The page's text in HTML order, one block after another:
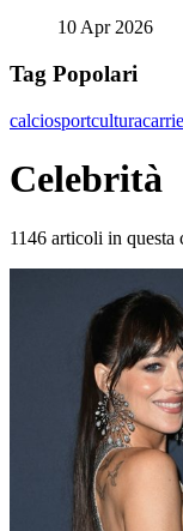
10 Apr 2026
Tag Popolari
calciosportcultura
Celebrità
1146 articoli in questa